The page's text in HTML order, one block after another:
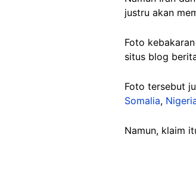
justru akan
Foto
situs blog
Foto tersebut
Somalia,
Namun, klaim